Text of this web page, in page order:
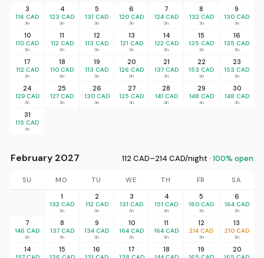
3
116 CAD
3n
4
123 CAD
3n
5
131 CAD
3n
6
120 CAD
3n
7
124 CAD
3n
8
132 CAD
3n
9
130 CAD
3n
10
110 CAD
3n
11
112 CAD
3n
12
113 CAD
3n
13
121 CAD
3n
14
122 CAD
3n
15
135 CAD
3n
16
135 CAD
3n
17
112 CAD
3n
18
110 CAD
3n
19
113 CAD
3n
20
126 CAD
3n
21
137 CAD
3n
22
153 CAD
3n
23
153 CAD
3n
24
129 CAD
3n
25
127 CAD
3n
26
130 CAD
3n
27
125 CAD
3n
28
141 CAD
3n
29
148 CAD
3n
30
148 CAD
3n
31
115 CAD
3n
February 2027 112 CAD–214 CAD/night · 100% open
SU MO TU WE TH FR
SA
1
132 CAD
3n
2
112 CAD
3n
3
131 CAD
3n
4
151 CAD
3n
5
160 CAD
3n
6
164 CAD
3n
7
146 CAD
3n
8
137 CAD
3n
9
134 CAD
3n
10
164 CAD
3n
11
164 CAD
3n
12
214 CAD
3n
13
210 CAD
3n
14 15 16 17 18 19 20